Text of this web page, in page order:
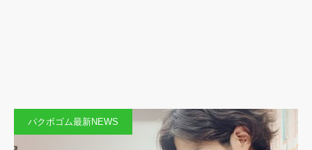
パクボゴム最新NEWS